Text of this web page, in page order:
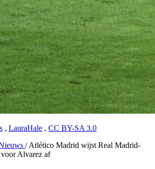
, LauraHale , CC BY-SA 3.0
/ Atlético Madrid wijst Real Madrid-
Alvarez af